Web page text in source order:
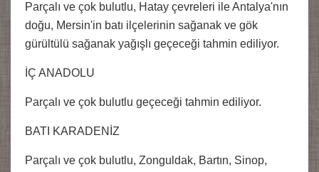
Parçalı ve çok bulutlu, Hatay çevreleri ile Antalya'nın
doğu, Mersin'in batı ilçelerinin sağanak ve gök
gürültülü sağanak yağışlı geçeceği tahmin ediliyor.
İÇ ANADOLU
Parçalı ve çok bulutlu geçeceği tahmin ediliyor.
BATI KARADENİZ
Parçalı ve çok bulutlu, Zonguldak, Bartın, Sinop,